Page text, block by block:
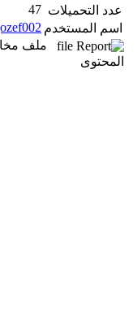
عدد التحميلات 47
اسم المستخدم
ملف
المحتوى